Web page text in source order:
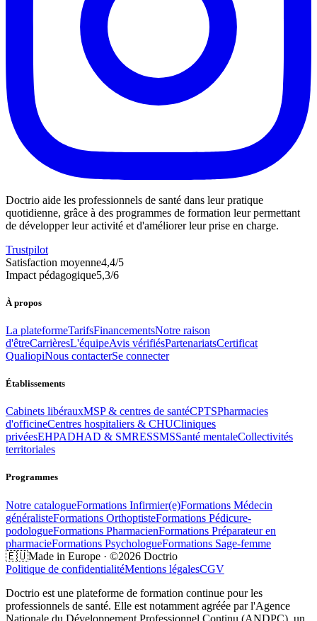
Doctrio aide les professionnels de santé dans leur pratique
quotidienne, grâce à des programmes de formation leur permettant
de développer leur activité et d'améliorer leur prise en charge.
Trustpilot
Satisfaction moyenne4,4/5
Impact pédagogique5,3/6
À propos
La plateformeTarifsFinancementsNotre raison
d'êtreCarrièresL'équipeAvis vérifiésPartenariatsCertificat
QualiopiNous contacterSe connecter
Établissements
Cabinets libérauxMSP & centres de santéCPTSPharmacies
d'officineCentres hospitaliers & CHUCliniques
privéesEHPADHAD & SMRESSMSSanté mentaleCollectivités
territoriales
Programmes
Notre catalogueFormations Infirmier(e)Formations Médecin
généralisteFormations OrthoptisteFormations Pédicure-
podologueFormations PharmacienFormations Préparateur en
pharmacieFormations PsychologueFormations Sage-femme
🇪🇺Made in Europe · ©2026 Doctrio
Politique de confidentialitéMentions légalesCGV
Doctrio est une plateforme de formation continue pour les
professionnels de santé. Elle est notamment agréée par l'Agence
Nationale du Développement Professionnel Continu (ANDPC), un